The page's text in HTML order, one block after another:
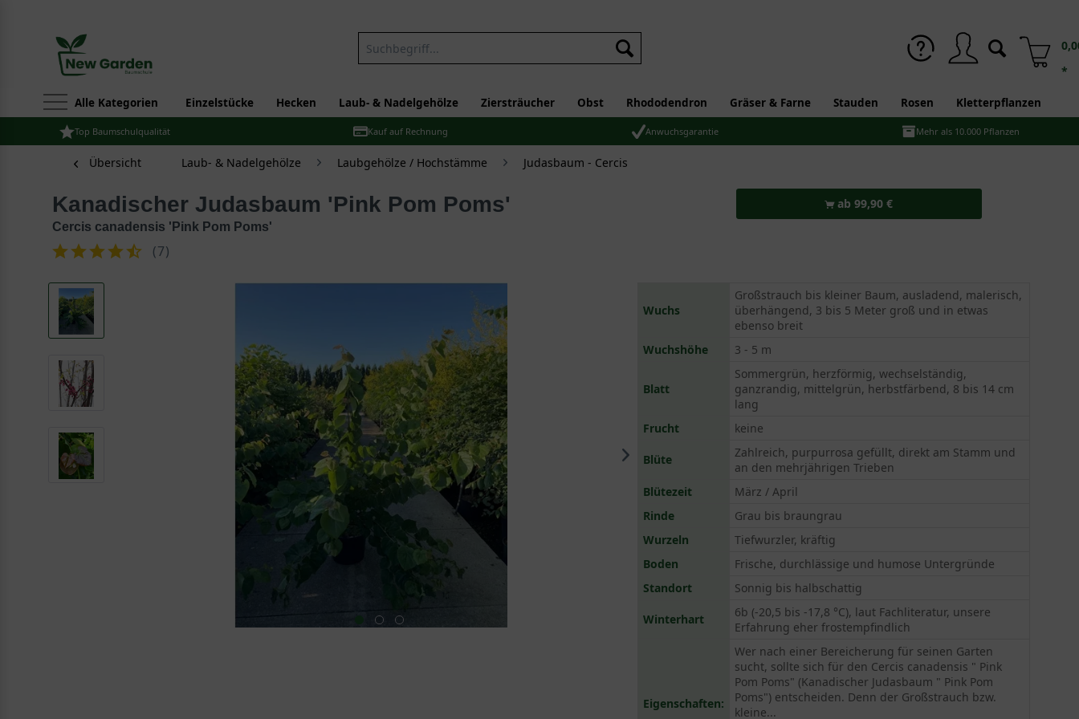
*
Alle Kategorien Einzelstücke Hecken Laub- & Nadelgehölze Ziersträucher Obst Rhododendron Gräser & Farne Stauden Rosen Kletterpflanzen
Top Baumschulqualität Kauf auf Rechnung Anwuchsgarantie Mehr als 10.000 Pflanzen
Übersicht Laub- & Nadelgehölze Laubgehölze / Hochstämme Judasbaum - Cercis
Kanadischer Judasbaum 'Pink Pom Poms'
Cercis canadensis 'Pink Pom Poms'
(7)
ab 99,90 €
Wuchs
Großstrauch bis kleiner Baum, ausladend, malerisch,
überhängend, 3 bis 5 Meter groß und in etwas
ebenso breit
Wuchshöhe
3 - 5 m
Blatt
Sommergrün, herzförmig, wechselständig,
ganzrandig, mittelgrün, herbstfärbend, 8 bis 14 cm
lang
Frucht
keine
Blüte
Zahlreich, purpurrosa gefüllt, direkt am Stamm und
an den mehrjährigen Trieben
Blütezeit
März / April
Rinde
Grau bis braungrau
Wurzeln
Tiefwurzler, kräftig
Boden
Frische, durchlässige und humose Untergründe
Standort
Sonnig bis halbschattig
Winterhart
6b (-20,5 bis -17,8 °C), laut Fachliteratur, unsere
Erfahrung eher frostempfindlich
Eigenschaften:
Wer nach einer Bereicherung für seinen Garten
sucht, sollte sich für den Cercis canadensis " Pink
Pom Poms" (Kanadischer Judasbaum " Pink Pom
Poms") entscheiden. Denn der Großstrauch bzw.
kleine...